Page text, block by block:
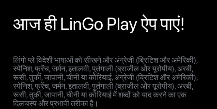
आज ही LinGo Play ऐप पाएं!
लिंगो प्ले विदेशी भाषाओं को सीखने और अंग्रेजी (ब्रिटिश और अमेरिकी),
स्पेनिश, फ्रेंच, जर्मन, इतालवी, पुर्तगाली (ब्राजील और यूरोपीय), अरबी,
रूसी, तुर्की, जापानी, चीनी या कोरियाई, अंग्रेजी (ब्रिटिश और अमेरिकी),
स्पेनिश, फ्रेंच, जर्मन, इतालवी, पुर्तगाली (ब्राजील और यूरोपीय), अरबी,
रूसी, तुर्की, जापानी, चीनी या कोरियाई में शब्दों को याद करने का एक
दिलचस्प और प्रभावी तरीका है।